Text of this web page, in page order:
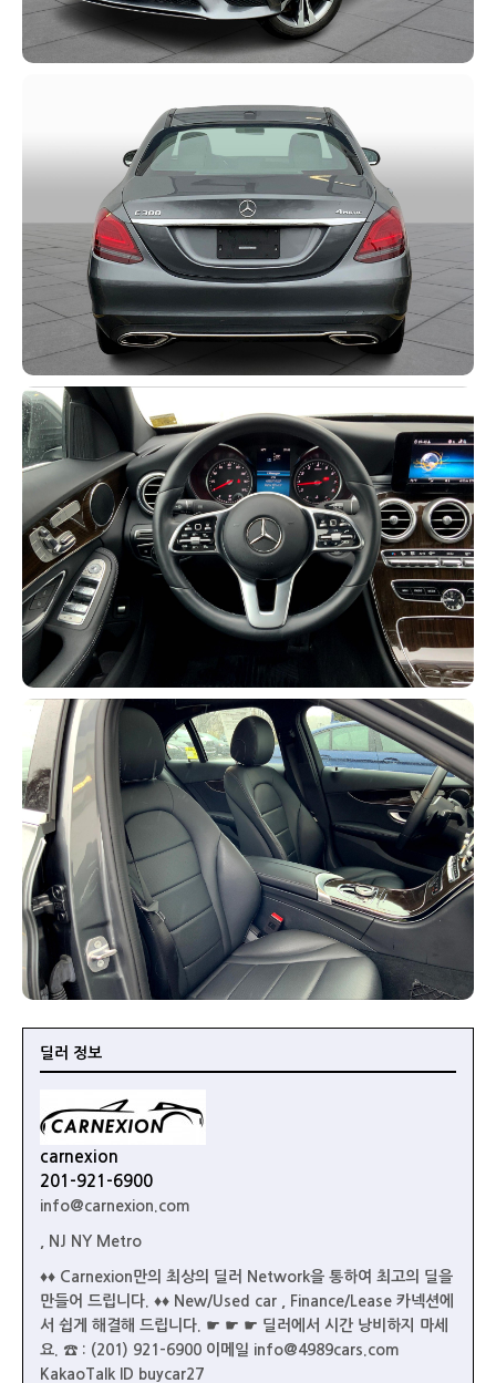
딜러 정보
carnexion
201-921-6900
info@carnexion.com
, NJ NY Metro
♦♦ Carnexion만의 최상의 딜러 Network을 통하여 최고의 딜을
만들어 드립니다. ♦♦ New/Used car , Finance/Lease 카넥션에
서 쉽게 해결해 드립니다. ☛ ☛ ☛ 딜러에서 시간 낭비하지 마세
요. ☎ : (201) 921-6900 이메일 info@4989cars.com
KakaoTalk ID buycar27